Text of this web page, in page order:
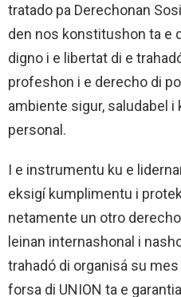
tratado pa Derechonan
den nos konstitushon ta e
digno i e libertat di e
profeshon i e derecho di
ambiente sigur, saludabel
personal.
I e instrumentu ku e
eksigí kumplimentu i
netamente un otro
leinan internashonal i
trahadó di organisá su
forsa di UNION ta e